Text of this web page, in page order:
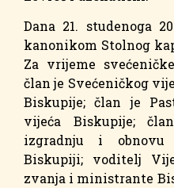
Dana 21. studenoga
kanonikom Stolnog
Za vrijeme
član je Svećeničkog
Biskupije; član je
vijeća Biskupije;
izgradnju i obnovu
Biskupiji; voditelj
zvanja i ministrante